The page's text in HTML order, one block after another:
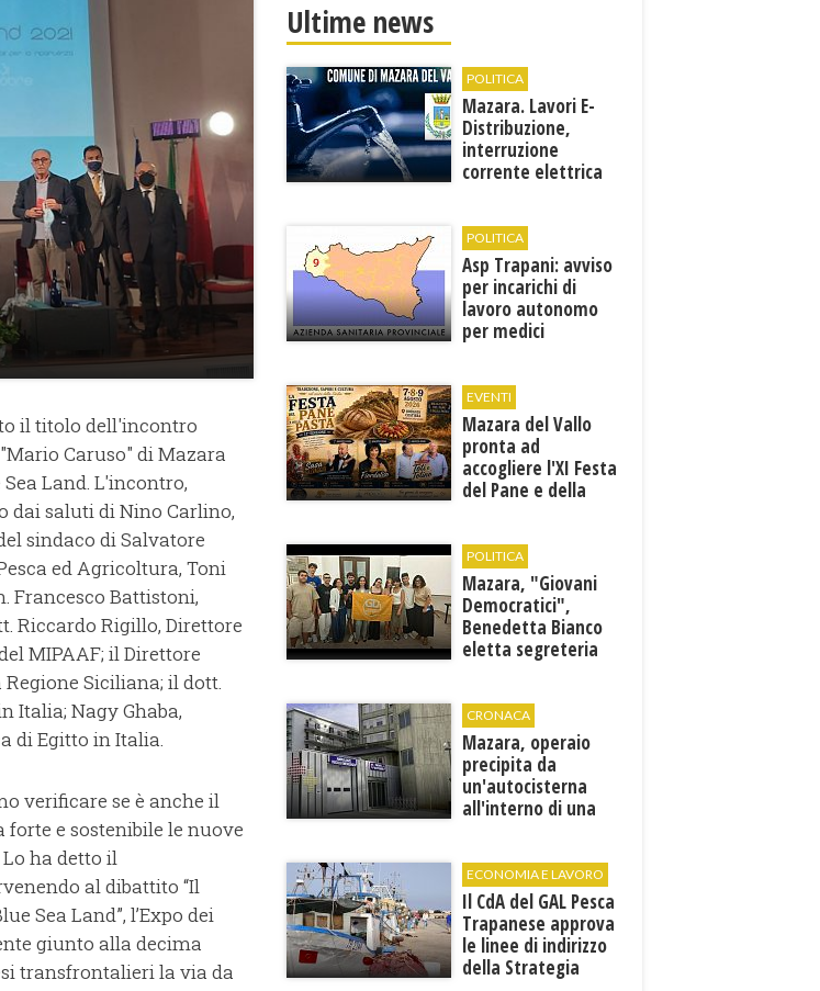
il titolo dell'incontro
Caruso" di Mazara
Land. L'incontro,
dai saluti di Nino Carlino,
sindaco di Salvatore
ed Agricoltura, Toni
Francesco Battistoni,
Riccardo Rigillo, Direttore
MIPAAF; il Direttore
Siciliana; il dott.
Italia; Nagy Ghaba,
di Egitto in Italia.
verificare se è anche il
e sostenibile le nuove
Lo ha detto il
al dibattito “Il
Sea Land”, l’Expo dei
giunto alla decima
transfrontalieri la via da
Ultime news
POLITICA
Mazara. Lavori E-
Distribuzione,
interruzione
corrente elettrica
POLITICA
Asp Trapani: avviso
per incarichi di
lavoro autonomo
per medici
EVENTI
Mazara del Vallo
pronta ad
accogliere l'XI Festa
del Pane e della
POLITICA
Mazara, "Giovani
Democratici",
Benedetta Bianco
eletta segreteria
CRONACA
Mazara, operaio
precipita da
un'autocisterna
all'interno di una
Sofia"
ECONOMIA E LAVORO
Il CdA del GAL Pesca
Trapanese approva
le linee di indirizzo
della Strategia